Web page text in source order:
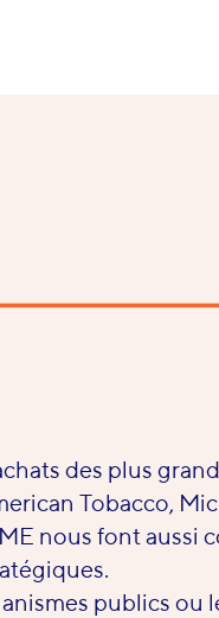
des plus
Tobacco,
nous font aussi
publics ou